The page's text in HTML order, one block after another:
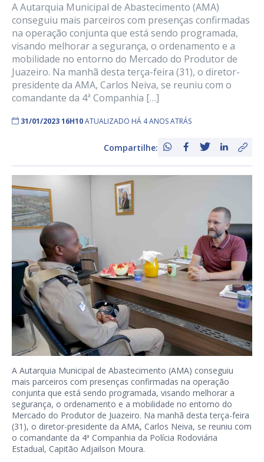
A Autarquia Municipal de Abastecimento (AMA)
conseguiu mais parceiros com presenças confirmadas
na operação conjunta que está sendo programada,
visando melhorar a segurança, o ordenamento e a
mobilidade no entorno do Mercado do Produtor de
Juazeiro. Na manhã desta terça-feira (31), o diretor-
presidente da AMA, Carlos Neiva, se reuniu com o
comandante da 4ª Companhia […]
31/01/2023 16H10ATUALIZADO HÁ 4 ANOS ATRÁS
Compartilhe:
A Autarquia Municipal de Abastecimento (AMA) conseguiu
mais parceiros com presenças confirmadas na operação
conjunta que está sendo programada, visando melhorar a
segurança, o ordenamento e a mobilidade no entorno do
Mercado do Produtor de Juazeiro. Na manhã desta terça-feira
(31), o diretor-presidente da AMA, Carlos Neiva, se reuniu com
o comandante da 4ª Companhia da Polícia Rodoviária
Estadual, Capitão Adjailson Moura.